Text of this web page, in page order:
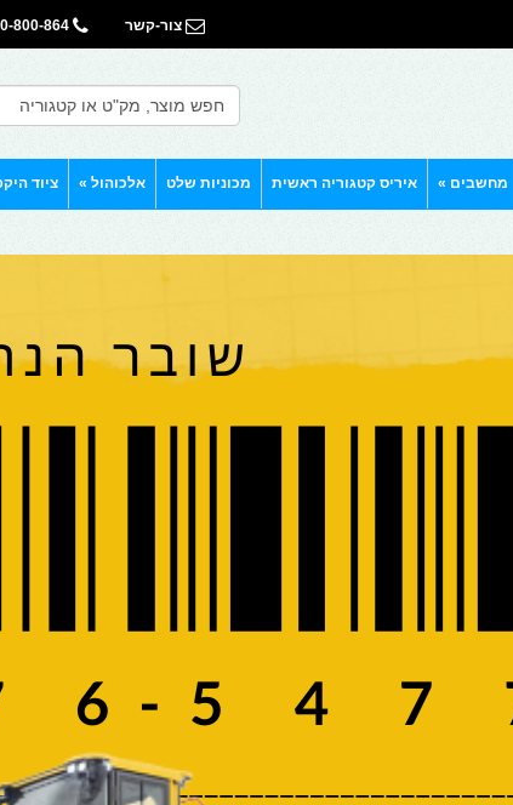
800-864 צור-קשר
מחשבים » איריס קטגוריה ראשית מכוניות שלט אלכוהול » ציוד